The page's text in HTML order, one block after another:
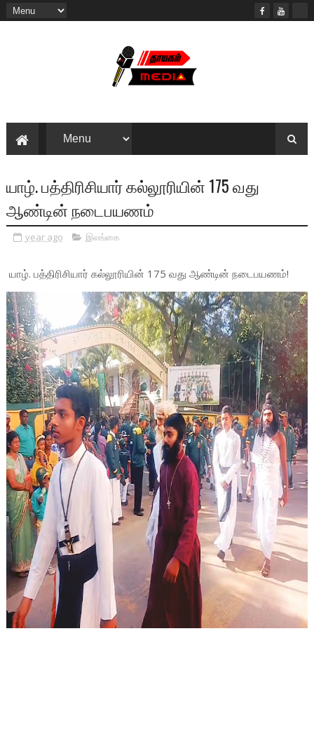
யாழ். பத்திரிசியார் கல்லூரியின் 175 வது
ஆண்டின் நடைபயணம்
year ago இலங்கை
யாழ். பத்திரிசியார் கல்லூரியின் 175 வது ஆண்டின் நடைபயணம்!